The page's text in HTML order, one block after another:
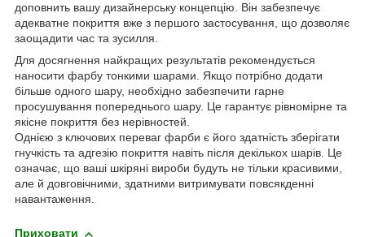
доповнить вашу дизайнерську концепцію. Він забезпечує
адекватне покриття вже з першого застосування, що дозволяє
заощадити час та зусилля.
Для досягнення найкращих результатів рекомендується
наносити фарбу тонкими шарами. Якщо потрібно додати
більше одного шару, необхідно забезпечити гарне
просушування попереднього шару. Це гарантує рівномірне та
якісне покриття без нерівностей.
Однією з ключових переваг фарби є його здатність зберігати
гнучкість та адгезію покриття навіть після декількох шарів. Це
означає, що ваші шкіряні вироби будуть не тільки красивими,
але й довговічними, здатними витримувати повсякденні
навантаження.
Приховати